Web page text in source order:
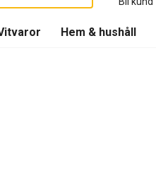
Hem & hushåll